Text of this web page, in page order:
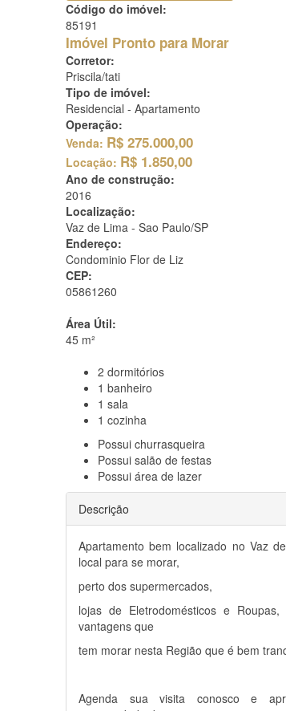
Código do imóvel:
85191
Imóvel Pronto para Morar
Corretor:
Priscila/tati
Tipo de imóvel:
Residencial - Apartamento
Operação:
Venda: R$ 275.000,00
Locação: R$ 1.850,00
Ano de construção:
2016
Localização:
Vaz de Lima - Sao Paulo/SP
Endereço:
Condominio Flor de Liz
CEP:
05861260
Área Útil:
45 m²
2 dormitórios
1 banheiro
1 sala
1 cozinha
Possui churrasqueira
Possui salão de festas
Possui área de lazer
Descrição
Apartamento bem localizado no Vaz
local para se morar,
perto dos supermercados,
lojas de Eletrodomésticos e Roupas,
vantagens que
tem morar nesta Região que é bem
Agenda sua visita conosco e